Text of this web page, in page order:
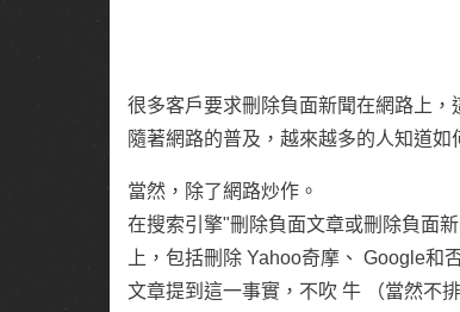
很多客戶要求刪除負面新聞在網路上
隨著網路的普及，越來越多的人知道
當然，除了網路炒作。
在搜索引擎"刪除負面文章或刪除負面
上，包括刪除 Yahoo奇摩、 Google
文章提到這一事實，不吹 牛 （當然不